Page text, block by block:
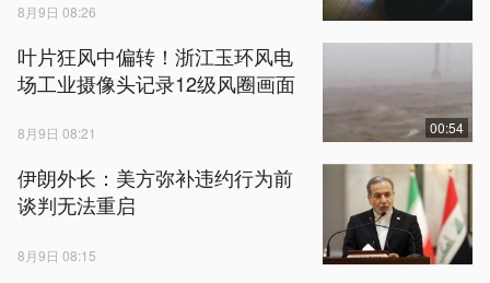
8月9日 08:26
叶片狂风中偏转！浙江玉环风电
场工业摄像头记录12级风圈画面
8月9日 08:21 00:54
伊朗外长：美方弥补违约行为前
谈判无法重启
8月9日 08:15